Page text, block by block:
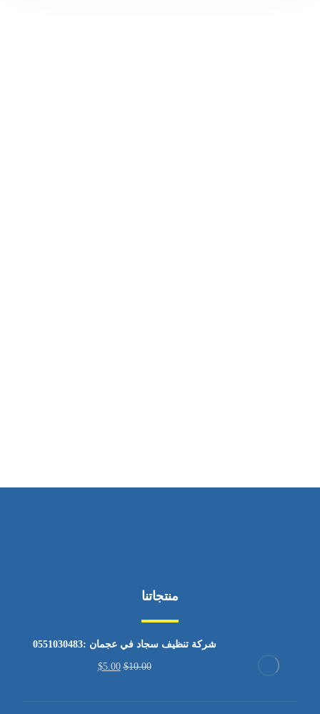
منتجاتنا
شركة تنظيف سجاد في عجمان :0551030483
$10.00
$5.00